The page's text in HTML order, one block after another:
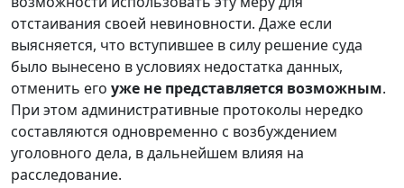
отстаивания своей невиновности. Даже если
выясняется, что вступившее в силу решение суда
было вынесено в условиях недостатка данных,
отменить его уже не представляется возможным.
При этом административные протоколы нередко
составляются одновременно с возбуждением
уголовного дела, в дальнейшем влияя на
расследование.